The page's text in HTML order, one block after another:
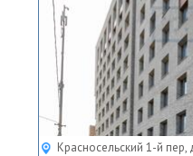
Красносельский 1-й пер,